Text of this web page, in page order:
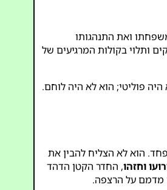
ואת התנהגותו
ותלוי בקולות המרגיעים של
פוליטי; הוא לא היה לוחם.
הוא לא הצליח להבין את
וחזהו, החדר הקטן הדהד
מדמם על הרצפה.